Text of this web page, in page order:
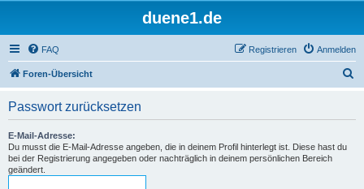
duene1.de
FAQ Anmelden
Registrieren
Foren-Übersicht
Passwort zurücksetzen
E-Mail-Adresse:
Du musst die E-Mail-Adresse angeben, die in deinem Profil hinterlegt ist. Diese hast du
bei der Registrierung angegeben oder nachträglich in deinem persönlichen Bereich
geändert.